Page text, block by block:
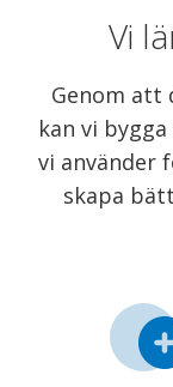
Vi
Genom att
kan vi
vi använder
skapa